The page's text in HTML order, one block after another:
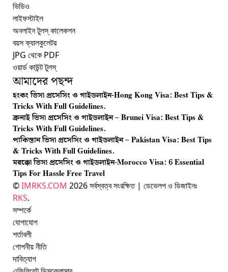
ভিডিও
লাইফস্টাইল
অনলাইন টুলস্‌ কালেকশন
বয়স ক্যালকুলেটর
JPG থেকে PDF
ওয়ার্ড কাউন্ট টুলস্‌
আমাদের পছন্দ
হংকং ভিসা প্রসেসিং ও গাইডলাইন-Hong Kong Visa: Best Tips &
Tricks With Full Guidelines.
ব্রুনাই ভিসা প্রসেসিং ও গাইডলাইন – Brunei Visa: Best Tips &
Tricks With Full Guidelines.
পাকিস্তান ভিসা প্রসেসিং ও গাইডলাইন – Pakistan Visa: Best Tips
& Tricks With Full Guidelines.
মরক্কো ভিসা প্রসেসিং ও গাইডলাইন-Morocco Visa: 6 Essential
Tips For Hassle Free Travel
©IMRKS.COM 2026 সর্বস্বত্ব সংরক্ষিত | ডেভেলপ ও ডিজাইনঃ
RKS.
সম্পর্কে
যোগাযোগ
শর্তাবলী
গোপনীয় নীতি
দাবিত্যাগ